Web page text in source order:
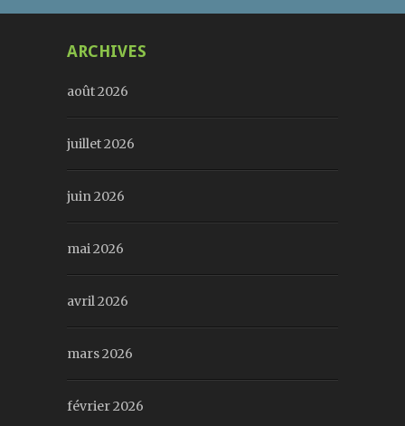
ARCHIVES
août 2026
juillet 2026
juin 2026
mai 2026
avril 2026
mars 2026
février 2026